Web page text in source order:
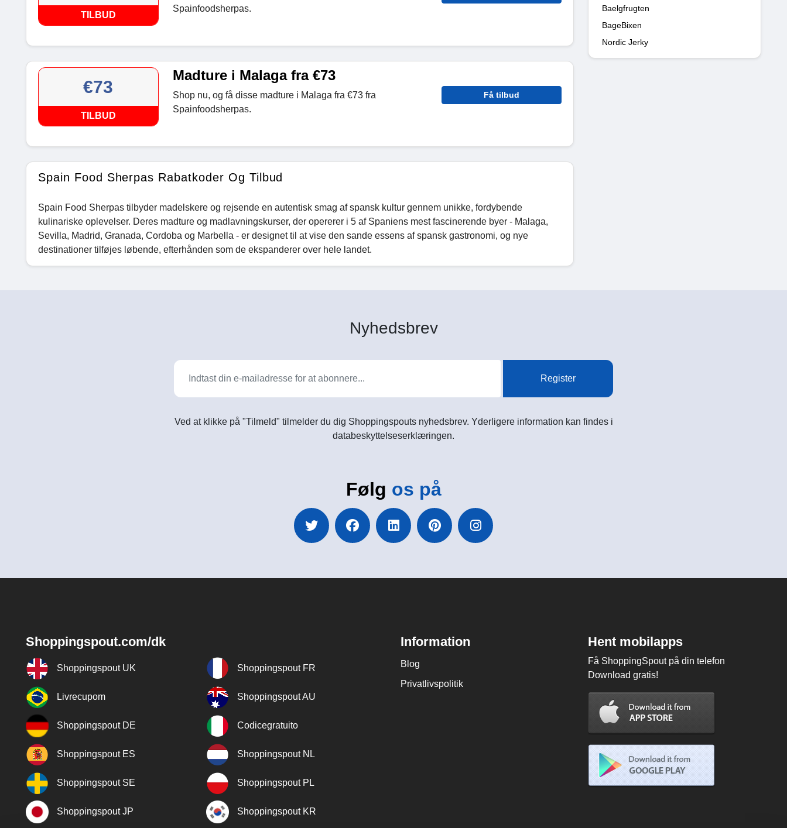
TILBUD
Spainfoodsherpas.
€73
TILBUD
Madture i Malaga fra €73
Shop nu, og få disse madture i Malaga fra €73 fra
Spainfoodsherpas.
Få tilbud
Spain Food Sherpas Rabatkoder Og Tilbud
Spain Food Sherpas tilbyder madelskere og rejsende en autentisk smag af spansk kultur gennem unikke, fordybende
kulinariske oplevelser. Deres madture og madlavningskurser, der opererer i 5 af Spaniens mest fascinerende byer - Malaga,
Sevilla, Madrid, Granada, Cordoba og Marbella - er designet til at vise den sande essens af spansk gastronomi, og nye
destinationer tilføjes løbende, efterhånden som de ekspanderer over hele landet.
Baelgfrugten
BageBixen
Nordic Jerky
Nyhedsbrev
Register
Ved at klikke på "Tilmeld" tilmelder du dig Shoppingspouts nyhedsbrev. Yderligere information kan findes i
databeskyttelseserklæringen.
Følg os på
Shoppingspout.com/dk
Shoppingspout UK Shoppingspout FR
Livrecupom Shoppingspout AU
Shoppingspout DE Codicegratuito
Shoppingspout ES Shoppingspout NL
Shoppingspout SE Shoppingspout PL
Shoppingspout JP Shoppingspout KR
Information
Blog
Privatlivspolitik
Hent mobilapps
Få ShoppingSpout på din telefon
Download gratis!